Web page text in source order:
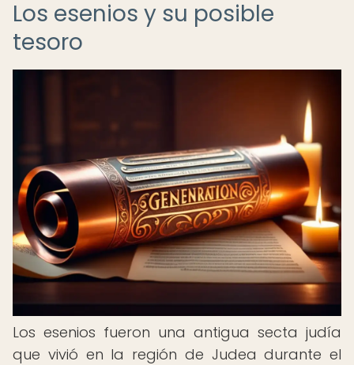
Los esenios y su posible
tesoro
Los esenios fueron una antigua secta judía
que vivió en la región de Judea durante el